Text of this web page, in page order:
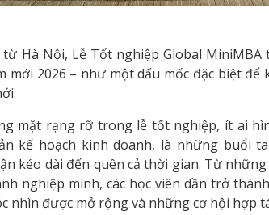
Hà Nội, Lễ Tốt nghiệp Global
mới 2026 – như một dấu mốc đặc biệt
mặt rạng rỡ trong lễ tốt nghiệp, ít ai
kế hoạch kinh doanh, là những buổi
kéo dài đến quên cả thời gian. Từ
nghiệp mình, các học viên dần trở
nhìn được mở rộng và những cơ hội hợp